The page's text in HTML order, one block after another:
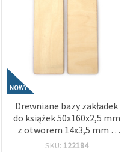
NOWY
Drewniane bazy zakładek
do książek 50x160x2,5 mm
z otworem 14x3,5 mm –
zestaw 5 szt.
SKU: 122184